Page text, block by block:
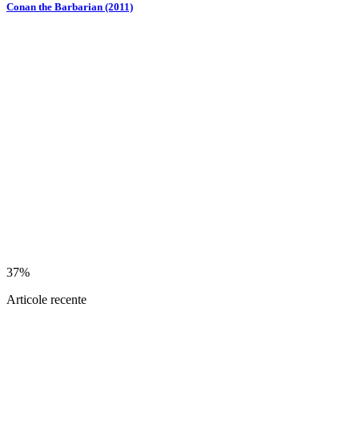
Conan the Barbarian (2011)
37%
Articole recente